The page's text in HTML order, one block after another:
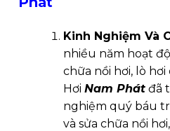
Kinh Nghiệm Và
nhiều năm hoạt
chữa nồi hơi, lò
Hơi Nam Phátđã
nghiệm quý báu
và sửa chữa nồi